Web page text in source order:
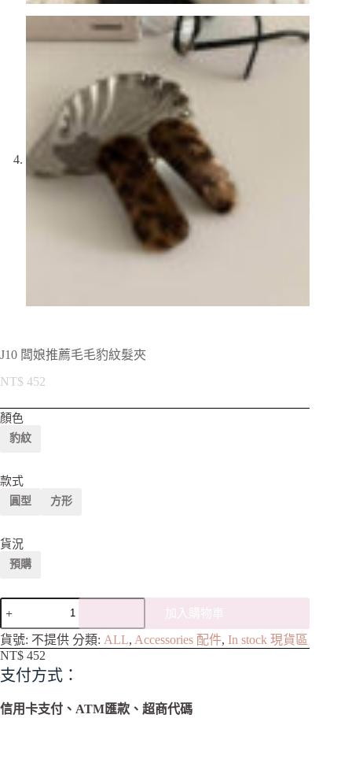
J10 闆娘推薦毛毛豹紋髮夾
NT$ 452
顏色
豹紋
款式
圓型 方形
貨況
預購
加入購物車
A
l
e
n
貨號: 不提供 分類: ALL, Accessories 配件, In stock 現貨區
NT$ 452
支付方式：
信用卡支付、ATM匯款、超商代碼